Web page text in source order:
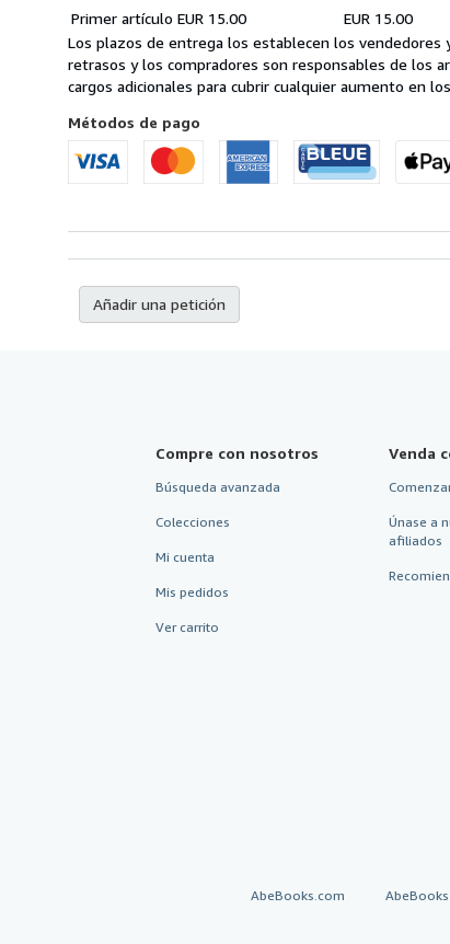
Tarifas
de
envío
de
Italia
a
Unidos
del
pedido
Primer artículo EUR 15.00
EUR 15.00
Los plazos de entrega los establecen los vendedores
retrasos y los compradores son responsables de los
cargos adicionales para cubrir cualquier aumento en
Métodos de pago
Añadir una petición
Compre con nosotros
Búsqueda avanzada
Colecciones
Mi cuenta
Mis pedidos
Ver carrito
Venda
Únase a
afiliados
AbeBooks.com